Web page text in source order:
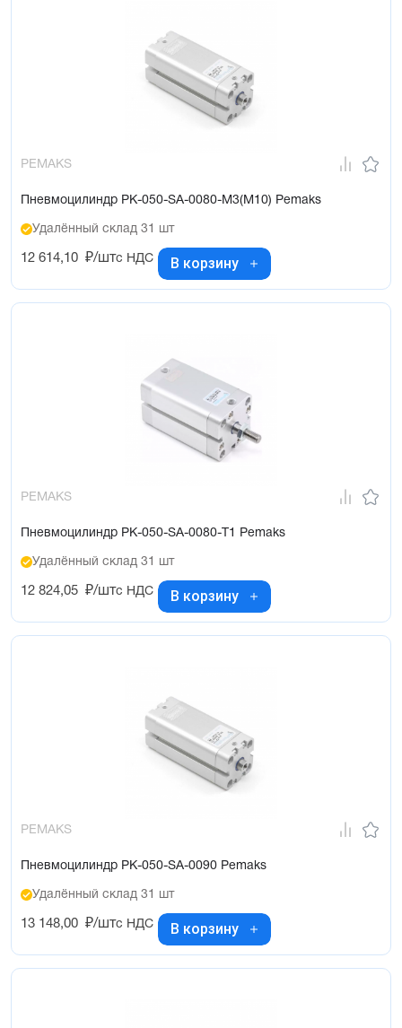
PEMAKS
Пневмоцилиндр PK-050-SA-0080-M3(M10) Pemaks
Удалённый склад 31 шт
12 614,10 ₽/штс НДС В корзину
PEMAKS
Пневмоцилиндр PK-050-SA-0080-T1 Pemaks
Удалённый склад 31 шт
12 824,05 ₽/штс НДС В корзину
PEMAKS
Пневмоцилиндр PK-050-SA-0090 Pemaks
Удалённый склад 31 шт
13 148,00 ₽/штс НДС В корзину